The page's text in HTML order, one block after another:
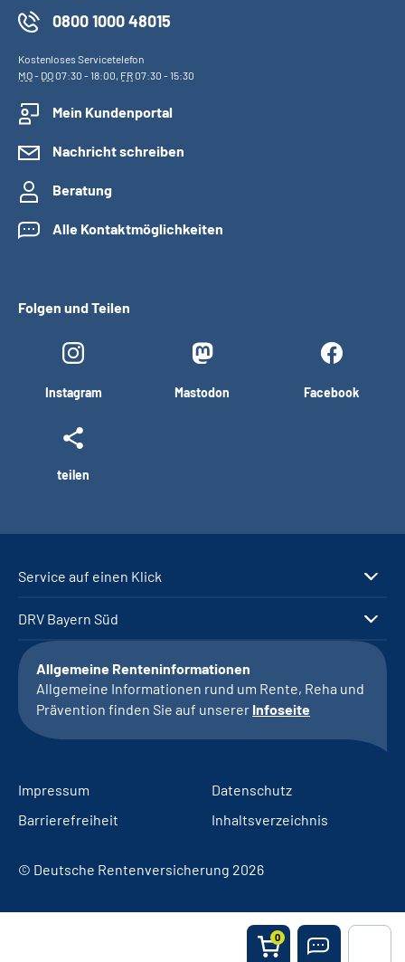
0
0800 1000 48015
Kostenloses Servicetelefon
MO- DO07:30 - 18:00, FR07:30 - 15:30
Mein Kundenportal
Nachricht schreiben
Beratung
Alle Kontaktmöglichkeiten
Folgen und Teilen
Instagram Mastodon Facebook
teilen
Service auf einen Klick
DRV Bayern Süd
Allgemeine Renteninformationen
Allgemeine Informationen rund um Rente, Reha und
Prävention finden Sie auf unserer Infoseite
Impressum
Datenschutz
Barrierefreiheit
Inhaltsverzeichnis
© Deutsche Rentenversicherung 2026